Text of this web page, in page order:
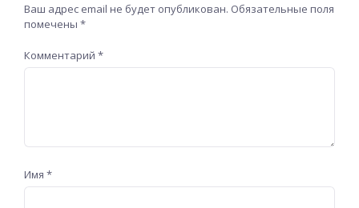
Ваш адрес email не будет опубликован. Обязательные поля
помечены *
Комментарий *
Имя *